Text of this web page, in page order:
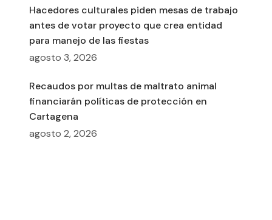
Hacedores culturales piden mesas de trabajo
antes de votar proyecto que crea entidad
para manejo de las fiestas
agosto 3, 2026
Recaudos por multas de maltrato animal
financiarán políticas de protección en
Cartagena
agosto 2, 2026